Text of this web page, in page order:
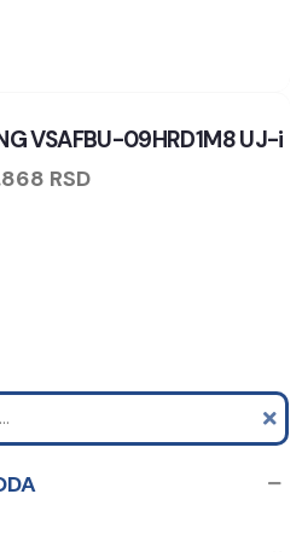
VSAFBU-09HRD1M8 UJ-i
RSD